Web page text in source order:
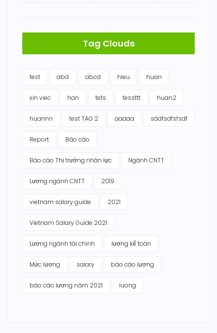
Tag Clouds
test abd abcd hieu huan
xin viec han tets tessttt huan2
huannn test TAG 2 aaaaa sádfsdfsfsdf
Report Báo cáo
Báo cáo Thị trường nhân lực Ngành CNTT
Lương ngành CNTT 2019
vietnam salary guide 2021
Vietnam Salary Guide 2021
Lương ngành tài chính lương kế toán
Mức lương salary báo cáo lương
báo cáo lương năm 2021 luong